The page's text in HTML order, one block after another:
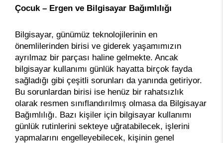
Çocuk – Ergen ve Bilgisayar Bağımlılığı
Bilgisayar, günümüz teknolojilerinin en
önemlilerinden birisi ve giderek yaşamımızın
ayrılmaz bir parçası haline gelmekte. Ancak
bilgisayar kullanımı günlük hayatta birçok fayda
sağladığı gibi çeşitli sorunları da yanında getiriyor.
Bu sorunlardan birisi ise henüz bir rahatsızlık
olarak resmen sınıflandırılmış olmasa da Bilgisayar
Bağımlılığı. Bazı kişiler için bilgisayar kullanımı
günlük rutinlerini sekteye uğratabilecek, işlerini
yapmalarını engelleyebilecek, kişinin genel